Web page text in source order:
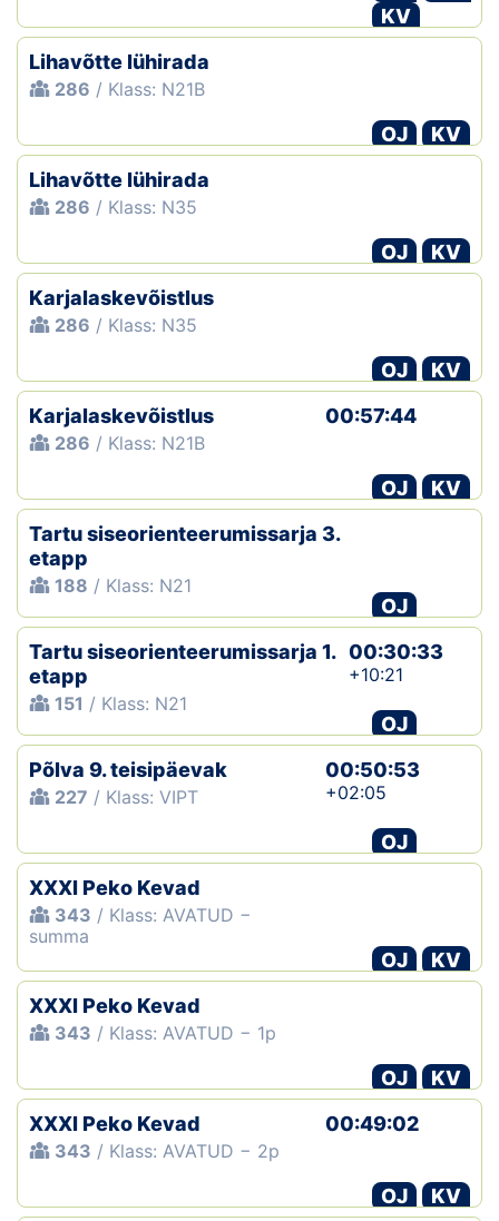
KV
Lihavõtte lühirada
286 / Klass: N21B
OJ
KV
Lihavõtte lühirada
286 / Klass: N35
OJ
KV
Karjalaskevõistlus
286 / Klass: N35
OJ
KV
Karjalaskevõistlus
286 / Klass: N21B
00:57:44
OJ
KV
Tartu siseorienteerumissarja 3.
etapp
188 / Klass: N21
OJ
Tartu siseorienteerumissarja 1.
etapp
151 / Klass: N21
00:30:33
+10:21
OJ
Põlva 9. teisipäevak
227 / Klass: VIPT
00:50:53
+02:05
OJ
XXXI Peko Kevad
343 / Klass: AVATUD −
summa
OJ
KV
XXXI Peko Kevad
343 / Klass: AVATUD − 1p
OJ
KV
XXXI Peko Kevad
343 / Klass: AVATUD − 2p
00:49:02
OJ
KV